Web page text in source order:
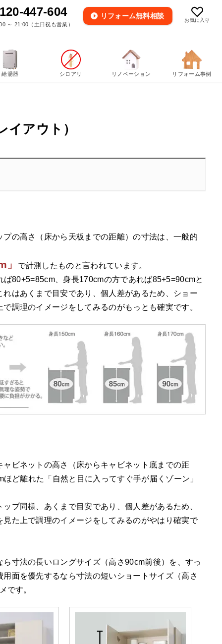
お気に入り
447-604
～ 21:00（土日祝も営業）
リフォーム無料相談
アウト）
プの高さ（床から天板までの距離）の寸法は、一般的
で計測したものと言われています。
ば80+5=85cm、身長170cmの方であれば85+5=90cmと
れはあくまで目安であり、個人差があるため、ショー
調理のイメージをしてみるのがもっとも確実です。
ャビネットの高さ（床からキャビネット底までの距
ど離れた「自然と目に入ってすぐ手が届くゾーン」
プ同様、あくまで目安であり、個人差があるため、
見た上で調理のイメージをしてみるのがやはり確実で
ら寸法の長いロングサイズ（高さ90cm前後）を、すっ
面を優先するなら寸法の短いショートサイズ（高さ
です。
給湯器 シロアリ リノベーション リフォーム事例